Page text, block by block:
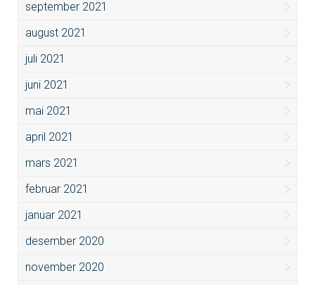
september 2021
august 2021
juli 2021
juni 2021
mai 2021
april 2021
mars 2021
februar 2021
januar 2021
desember 2020
november 2020